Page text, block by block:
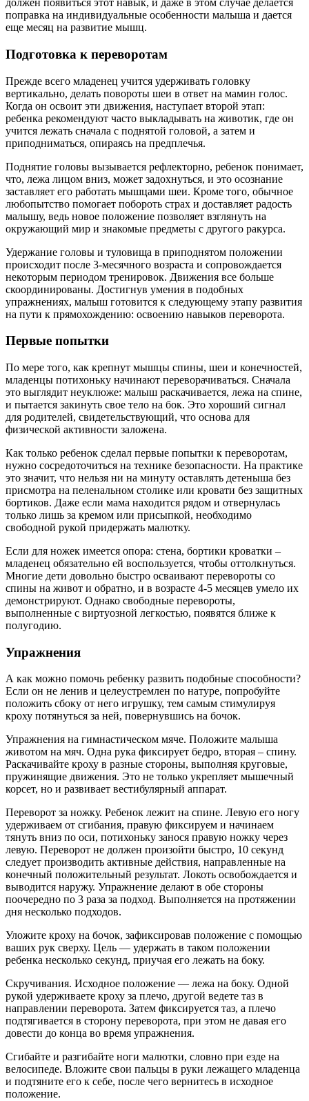
должен появиться этот навык, и даже в этом случае делается
поправка на индивидуальные особенности малыша и дается
еще месяц на развитие мышц.
Подготовка к переворотам
Прежде всего младенец учится удерживать головку
вертикально, делать повороты шеи в ответ на мамин голос.
Когда он освоит эти движения, наступает второй этап:
ребенка рекомендуют часто выкладывать на животик, где он
учится лежать сначала с поднятой головой, а затем и
приподниматься, опираясь на предплечья.
Поднятие головы вызывается рефлекторно, ребенок понимает,
что, лежа лицом вниз, может задохнуться, и это осознание
заставляет его работать мышцами шеи. Кроме того, обычное
любопытство помогает побороть страх и доставляет радость
малышу, ведь новое положение позволяет взглянуть на
окружающий мир и знакомые предметы с другого ракурса.
Удержание головы и туловища в приподнятом положении
происходит после 3-месячного возраста и сопровождается
некоторым периодом тренировок. Движения все больше
скоординированы. Достигнув умения в подобных
упражнениях, малыш готовится к следующему этапу развития
на пути к прямохождению: освоению навыков переворота.
Первые попытки
По мере того, как крепнут мышцы спины, шеи и конечностей,
младенцы потихоньку начинают переворачиваться. Сначала
это выглядит неуклюже: малыш раскачивается, лежа на спине,
и пытается закинуть свое тело на бок. Это хороший сигнал
для родителей, свидетельствующий, что основа для
физической активности заложена.
Как только ребенок сделал первые попытки к переворотам,
нужно сосредоточиться на технике безопасности. На практике
это значит, что нельзя ни на минуту оставлять детеныша без
присмотра на пеленальном столике или кровати без защитных
бортиков. Даже если мама находится рядом и отвернулась
только лишь за кремом или присыпкой, необходимо
свободной рукой придержать малютку.
Если для ножек имеется опора: стена, бортики кроватки –
младенец обязательно ей воспользуется, чтобы оттолкнуться.
Многие дети довольно быстро осваивают перевороты со
спины на живот и обратно, и в возрасте 4-5 месяцев умело их
демонстрируют. Однако свободные перевороты,
выполненные с виртуозной легкостью, появятся ближе к
полугодию.
Упражнения
А как можно помочь ребенку развить подобные способности?
Если он не ленив и целеустремлен по натуре, попробуйте
положить сбоку от него игрушку, тем самым стимулируя
кроху потянуться за ней, повернувшись на бочок.
Упражнения на гимнастическом мяче. Положите малыша
животом на мяч. Одна рука фиксирует бедро, вторая – спину.
Раскачивайте кроху в разные стороны, выполняя круговые,
пружинящие движения. Это не только укрепляет мышечный
корсет, но и развивает вестибулярный аппарат.
Переворот за ножку. Ребенок лежит на спине. Левую его ногу
удерживаем от сгибания, правую фиксируем и начинаем
тянуть вниз по оси, потихоньку занося правую ножку через
левую. Переворот не должен произойти быстро, 10 секунд
следует производить активные действия, направленные на
конечный положительный результат. Локоть освобождается и
выводится наружу. Упражнение делают в обе стороны
поочередно по 3 раза за подход. Выполняется на протяжении
дня несколько подходов.
Уложите кроху на бочок, зафиксировав положение с помощью
ваших рук сверху. Цель — удержать в таком положении
ребенка несколько секунд, приучая его лежать на боку.
Скручивания. Исходное положение — лежа на боку. Одной
рукой удерживаете кроху за плечо, другой ведете таз в
направлении переворота. Затем фиксируется таз, а плечо
подтягивается в сторону переворота, при этом не давая его
довести до конца во время упражнения.
Сгибайте и разгибайте ноги малютки, словно при езде на
велосипеде. Вложите свои пальцы в руки лежащего младенца
и подтяните его к себе, после чего вернитесь в исходное
положение.